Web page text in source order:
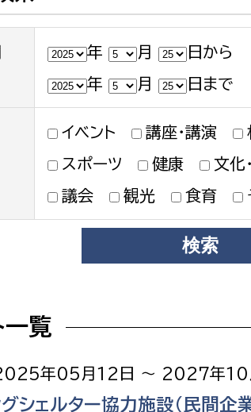
参画課
防災部
防災対策課
子ども若
保育課
年 月
日から
年
月 日まで
イベント 講座・講演
スポーツ
健康 文化
議会
観光 食育
一覧
2025年05月12日 ～ 2027年10
グシェルター協力施設(民間企